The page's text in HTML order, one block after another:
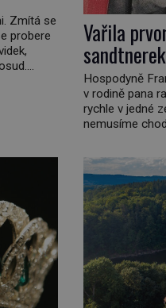
Zmítá se
probere
Vařila
Hospodyně
v rodině pana
rychle v jedné
nemusíme
republiky